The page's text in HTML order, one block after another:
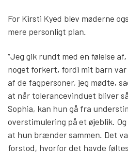
For Kirsti Kyed blev møderne
mere personligt plan.
“Jeg gik rundt med en følelse
noget forkert, fordi mit barn var
af de fagpersoner, jeg mødte,
at når tolerancevinduet bliver
Sophia, kan hun gå fra
overstimulering på et øjeblik.
at hun brænder sammen. Det
forstod, hvorfor det havde